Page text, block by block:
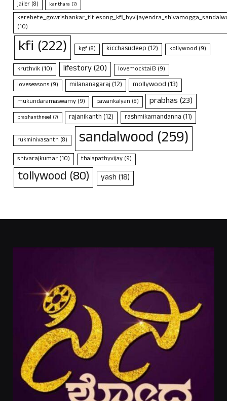
jailer (8) kanthara (7)
(10)
kfi (222) kgf(8) kicchasudeep(12) kollywood (9)
kruthvik(10) lifestory(20) lovemocktail3 (9)
loveseasons (9) milananagaraj(12) mollywood(13)
mukundaramaswamy (9) pawankalyan (8) prabhas(23)
prashanthneel (7) rajanikanth(12) rashmikamandanna(11)
rukminivasanth (8) sandalwood (259)
shivarajkumar(10) thalapathyvijay(9)
tollywood (80) yash(18)